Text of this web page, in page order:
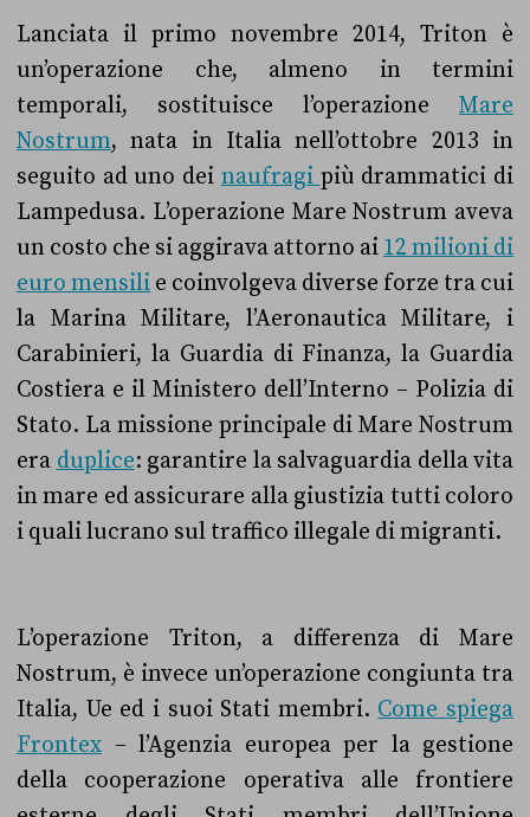
Lanciata il primo novembre 2014, Triton è
un’operazione che, almeno in termini
temporali, sostituisce l’operazione Mare
Nostrum, nata in Italia nell’ottobre 2013 in
seguito ad uno dei naufragi più drammatici di
Lampedusa. L’operazione Mare Nostrum aveva
un costo che si aggirava attorno ai 12 milioni di
euro mensili e coinvolgeva diverse forze tra cui
la Marina Militare, l’Aeronautica Militare, i
Carabinieri, la Guardia di Finanza, la Guardia
Costiera e il Ministero dell’Interno – Polizia di
Stato. La missione principale di Mare Nostrum
era duplice: garantire la salvaguardia della vita
in mare ed assicurare alla giustizia tutti coloro
i quali lucrano sul traffico illegale di migranti.
L’operazione Triton, a differenza di Mare
Nostrum, è invece un’operazione congiunta tra
Italia, Ue ed i suoi Stati membri. Come spiega
Frontex – l’Agenzia europea per la gestione
della cooperazione operativa alle frontiere